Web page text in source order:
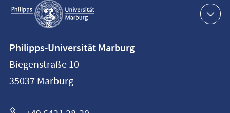
Navigation
Philipps-
Universität
Marburg
Philipps-Universität Marburg
Biegenstraße 10
35037 Marburg